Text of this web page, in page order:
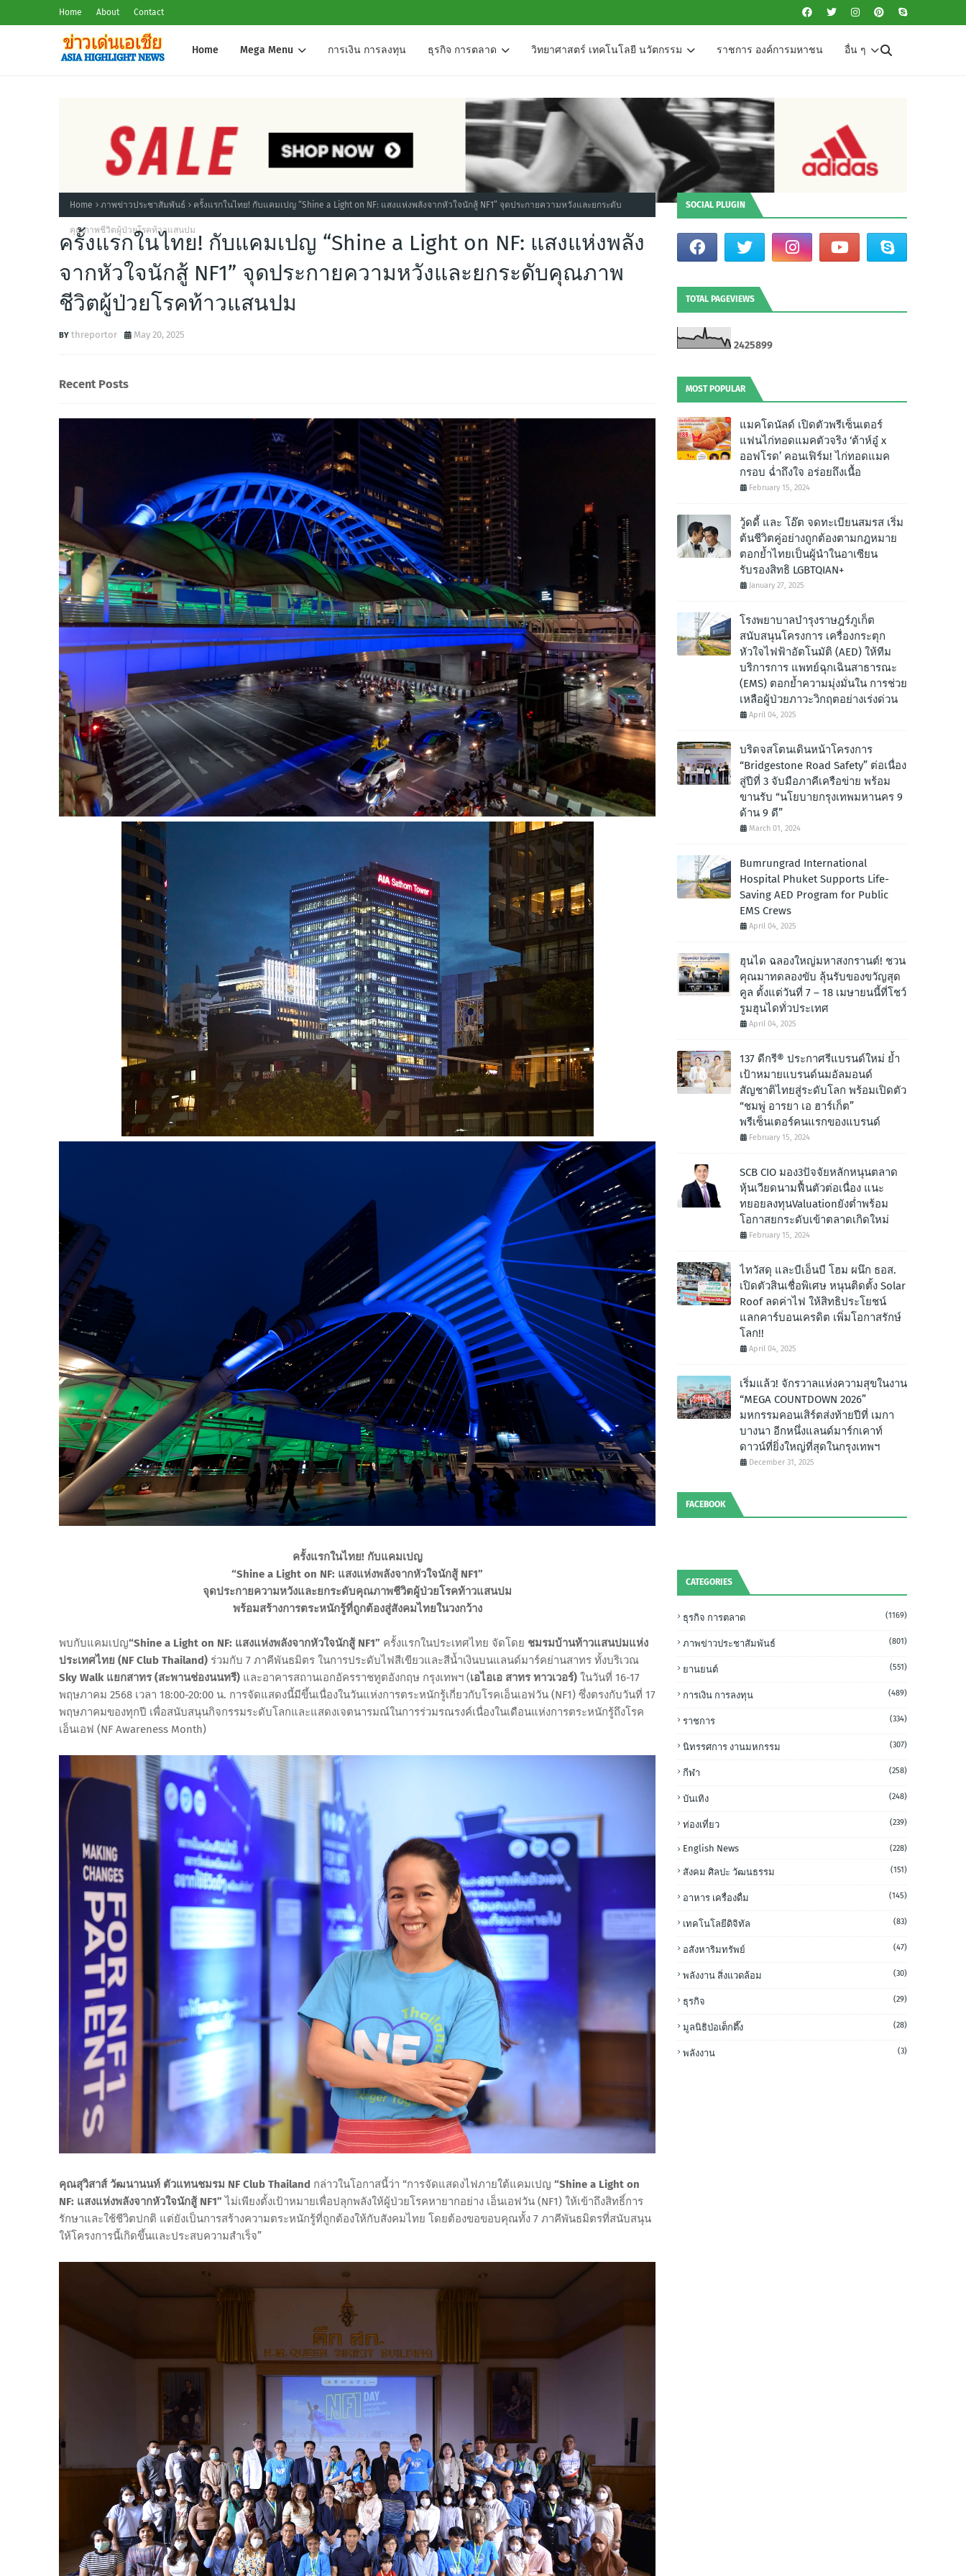
Home About Contact
Home Mega Menu การเงิน การลงทุน ธุรกิจ การตลาด วิทยาศาสตร์ เทคโนโลยี นวัตกรรม ราชการ องค์การมหาชน อื่น ๆ
Home ภาพข่าวประชาสัมพันธ์ ครั้งแรกในไทย! กับแคมเปญ “Shine a Light on NF: แสงแห่งพลังจากหัวใจนักสู้ NF1” จุดประกายความหวังและยกระดับ
คุณภาพชีวิตผู้ป่วยโรคท้าวแสนปม
ครั้งแรกในไทย! กับแคมเปญ “Shine a Light on NF: แสงแห่งพลัง
จากหัวใจนักสู้ NF1” จุดประกายความหวังและยกระดับคุณภาพ
ชีวิตผู้ป่วยโรคท้าวแสนปม
threportor May 20, 2025
Recent Posts
ครั้งแรกในไทย! กับแคมเปญ
“Shine a Light on NF: แสงแห่งพลังจากหัวใจนักสู้ NF1”
จุดประกายความหวังและยกระดับคุณภาพชีวิตผู้ป่วยโรคท้าวแสนปม
พร้อมสร้างการตระหนักรู้ที่ถูกต้องสู่สังคมไทยในวงกว้าง
พบกับแคมเปญ“Shine a Light on NF: แสงแห่งพลังจากหัวใจนักสู้ NF1” ครั้งแรกในประเทศไทย จัดโดย ชมรมบ้านท้าวแสนปมแห่ง
ประเทศไทย (NF Club Thailand) ร่วมกับ 7 ภาคีพันธมิตร ในการประดับไฟสีเขียวและสีน้ำเงินบนแลนด์มาร์คย่านสาทร ทั้งบริเวณ
Sky Walk แยกสาทร (สะพานช่องนนทรี) และอาคารสถานเอกอัครราชทูตอังกฤษ กรุงเทพฯ (เอไอเอ สาทร ทาวเวอร์) ในวันที่ 16-17
พฤษภาคม 2568 เวลา 18:00-20:00 น. การจัดแสดงนี้มีขึ้นเนื่องในวันแห่งการตระหนักรู้เกี่ยวกับโรคเอ็นเอฟวัน (NF1) ซึ่งตรงกับวันที่ 17
พฤษภาคมของทุกปี เพื่อสนับสนุนกิจกรรมระดับโลกและแสดงเจตนารมณ์ในการร่วมรณรงค์เนื่องในเดือนแห่งการตระหนักรู้ถึงโรค
เอ็นเอฟ (NF Awareness Month)
คุณสุวิสาส์ วัฒนานนท์ ตัวแทนชมรม NF Club Thailand กล่าวในโอกาสนี้ว่า “การจัดแสดงไฟภายใต้แคมเปญ “Shine a Light on
NF: แสงแห่งพลังจากหัวใจนักสู้ NF1” ไม่เพียงตั้งเป้าหมายเพื่อปลุกพลังให้ผู้ป่วยโรคหายากอย่าง เอ็นเอฟวัน (NF1) ให้เข้าถึงสิทธิ์การ
รักษาและใช้ชีวิตปกติ แต่ยังเป็นการสร้างความตระหนักรู้ที่ถูกต้องให้กับสังคมไทย โดยต้องขอขอบคุณทั้ง 7 ภาคีพันธมิตรที่สนับสนุน
ให้โครงการนี้เกิดขึ้นและประสบความสำเร็จ”
SOCIAL PLUGIN
TOTAL PAGEVIEWS
2425899
MOST POPULAR
แมคโดนัลด์ เปิดตัวพรีเซ็นเตอร์
แฟนไก่ทอดแมคตัวจริง ‘ต้าห์อู๋ x
ออฟโรด’ คอนเฟิร์ม! ไก่ทอดแมค
กรอบ ฉํ่าถึงใจ อร่อยถึงเนื้อ
February 15, 2024
วู้ดดี้ และ โอ๊ต จดทะเบียนสมรส เริ่ม
ต้นชีวิตคู่อย่างถูกต้องตามกฎหมาย
ตอกย้ำไทยเป็นผู้นำในอาเซียน
รับรองสิทธิ LGBTQIAN+
January 27, 2025
โรงพยาบาลบำรุงราษฎร์ภูเก็ต
สนับสนุนโครงการ เครื่องกระตุก
หัวใจไฟฟ้าอัตโนมัติ (AED) ให้ทีม
บริการการ แพทย์ฉุกเฉินสาธารณะ
(EMS) ตอกย้ำความมุ่งมั่นใน การช่วย
เหลือผู้ป่วยภาวะวิกฤตอย่างเร่งด่วน
April 04, 2025
บริดจสโตนเดินหน้าโครงการ
“Bridgestone Road Safety” ต่อเนื่อง
สู่ปีที่ 3 จับมือภาคีเครือข่าย พร้อม
ขานรับ “นโยบายกรุงเทพมหานคร 9
ด้าน 9 ดี”
March 01, 2024
Bumrungrad International
Hospital Phuket Supports Life-
Saving AED Program for Public
EMS Crews
April 04, 2025
ฮุนได ฉลองใหญ่มหาสงกรานต์! ชวน
คุณมาทดลองขับ ลุ้นรับของขวัญสุด
คูล ตั้งแต่วันที่ 7 – 18 เมษายนนี้ที่โชว์
รูมฮุนไดทั่วประเทศ
April 04, 2025
137 ดีกรี® ประกาศรีแบรนด์ใหม่ ย้ำ
เป้าหมายแบรนด์นมอัลมอนด์
สัญชาติไทยสู่ระดับโลก พร้อมเปิดตัว
“ชมพู่ อารยา เอ ฮาร์เก็ต”
พรีเซ็นเตอร์คนแรกของแบรนด์
February 15, 2024
SCB CIO มอง3ปัจจัยหลักหนุนตลาด
หุ้นเวียดนามฟื้นตัวต่อเนื่อง แนะ
ทยอยลงทุนValuationยังต่ำพร้อม
โอกาสยกระดับเข้าตลาดเกิดใหม่
February 15, 2024
ไทวัสดุ และบีเอ็นบี โฮม ผนึก ธอส.
เปิดตัวสินเชื่อพิเศษ หนุนติดตั้ง Solar
Roof ลดค่าไฟ ให้สิทธิประโยชน์
แลกคาร์บอนเครดิต เพิ่มโอกาสรักษ์
โลก!!
April 04, 2025
เริ่มแล้ว! จักรวาลแห่งความสุขในงาน
“MEGA COUNTDOWN 2026”
มหกรรมคอนเสิร์ตส่งท้ายปีที่ เมกา
บางนา อีกหนึ่งแลนด์มาร์กเคาท์
ดาวน์ที่ยิ่งใหญ่ที่สุดในกรุงเทพฯ
December 31, 2025
FACEBOOK
CATEGORIES
ธุรกิจ การตลาด (1169)
ภาพข่าวประชาสัมพันธ์ (801)
ยานยนต์ (551)
การเงิน การลงทุน (489)
ราชการ (334)
นิทรรศการ งานมหกรรม (307)
กีฬา (258)
บันเทิง (248)
ท่องเที่ยว (239)
English News (228)
สังคม ศิลปะ วัฒนธรรม (151)
อาหาร เครื่องดื่ม (145)
เทคโนโลยีดิจิทัล (83)
อสังหาริมทรัพย์ (47)
พลังงาน สิ่งแวดล้อม (30)
ธุรกิจ (29)
มูลนิธิป่อเต็กตึ๊ง (28)
พลังงาน (3)